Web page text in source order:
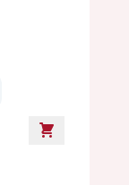
zzgl. Versand
zzgl. Versand